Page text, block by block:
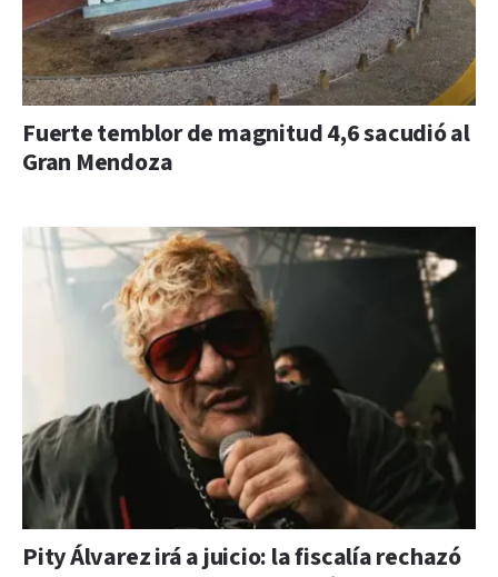
Fuerte temblor de magnitud 4,6 sacudió al
Gran Mendoza
Pity Álvarez irá a juicio: la fiscalía rechazó